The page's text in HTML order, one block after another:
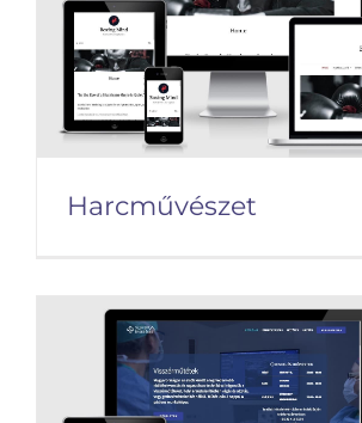
Harcművészet
Harcművészet